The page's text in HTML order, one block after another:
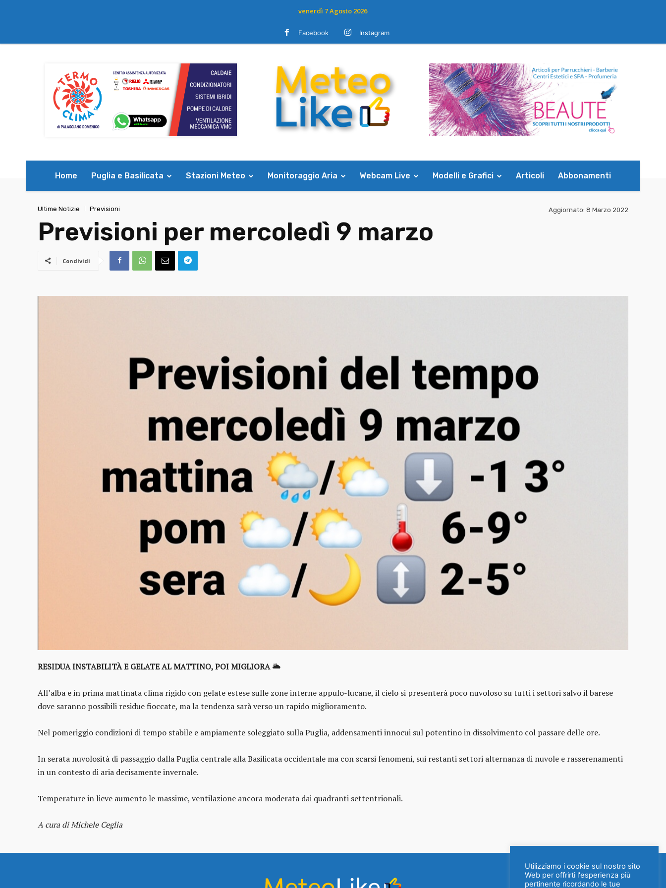
venerdì 7 Agosto 2026
Facebook Instagram
Home Puglia e Basilicata Stazioni Meteo Monitoraggio Aria Webcam Live Modelli e Grafici Articoli Abbonamenti
Ultime Notizie Previsioni Aggiornato: 8 Marzo 2022
Previsioni per mercoledì 9 marzo
Condividi
RESIDUA INSTABILITÀ E GELATE AL MATTINO, POI MIGLIORA🌥️
All’alba e in prima mattinata clima rigido con gelate estese sulle zone interne appulo-lucane, il cielo si presenterà poco nuvoloso su tutti i settori salvo il barese
dove saranno possibili residue fioccate, ma la tendenza sarà verso un rapido miglioramento.
Nel pomeriggio condizioni di tempo stabile e ampiamente soleggiato sulla Puglia, addensamenti innocui sul potentino in dissolvimento col passare delle ore.
In serata nuvolosità di passaggio dalla Puglia centrale alla Basilicata occidentale ma con scarsi fenomeni, sui restanti settori alternanza di nuvole e rasserenamenti
in un contesto di aria decisamente invernale.
Temperature in lieve aumento le massime, ventilazione ancora moderata dai quadranti settentrionali.
A cura di Michele Ceglia
Utilizziamo i cookie sul nostro sito
Web per offrirti l'esperienza più
pertinente ricordando le tue